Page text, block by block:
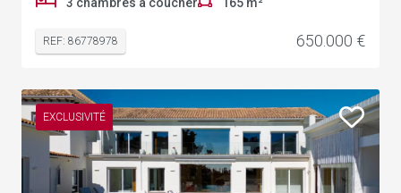
REF: 86778978 650.000 €
EXCLUSIVITÉ